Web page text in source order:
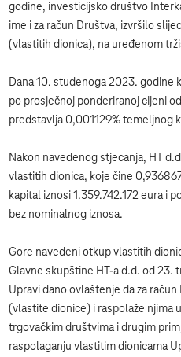
godine, investicijsko društvo
ime i za račun Društva, izvršilo
(vlastitih dionica), na uređenom
Dana 10. studenoga 2023. godine
po prosječnoj ponderiranoj cijeni
predstavlja 0,001129% temeljnog
Nakon navedenog stjecanja, HT
vlastitih dionica, koje čine
kapital iznosi 1.359.742.172 eura i
bez nominalnog iznosa.
Gore navedeni otkup vlastitih
Glavne skupštine HT-a d.d. od 23.
Upravi dano ovlaštenje da za
(vlastite dionice) i raspolaže njima
trgovačkim društvima i drugim
raspolaganju vlastitim dionicama